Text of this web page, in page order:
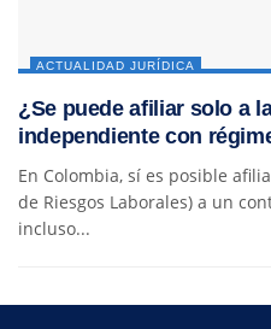
ACTUALIDAD JURÍDICA
¿Se puede afiliar solo a
independiente con
En Colombia, sí es posible
de Riesgos Laborales) a un
incluso...